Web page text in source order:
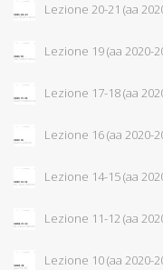
Lezione 20-21 (aa
Lezione 19 (aa 2020-
Lezione 17-18 (aa
Lezione 16 (aa 2020-
Lezione 14-15 (aa
Lezione 11-12 (aa
Lezione 10 (aa 2020-